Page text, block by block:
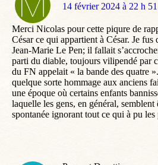
dit
14 février 2024 à 22 h
Merci Nicolas pour cette piqure de
César ce qui appartient à César. Je fus
Jean-Marie Le Pen; il fallait
parti du diable, toujours vilipendé par
du FN appelait « la bande des quatre
quelque sorte hommage aux anciens
une époque où certains enfants
laquelle les gens, en général, semblent
spontanée ignorant tout ce qui à pu les